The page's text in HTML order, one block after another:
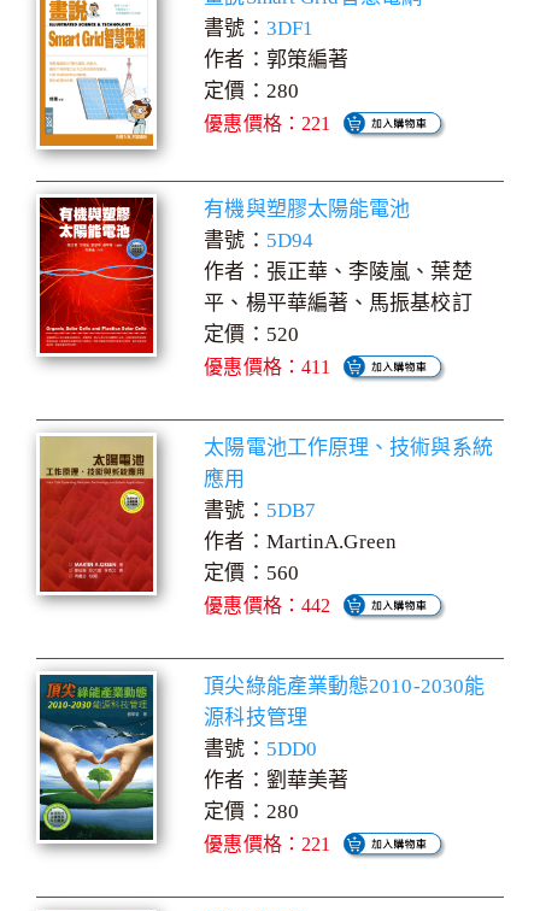
書號： 3DF1
作者：郭策編著
定價：280
優惠價格：221
有機與塑膠太陽能電池
書號： 5D94
作者：張正華、李陵嵐、葉楚
平、楊平華編著、馬振基校訂
定價：520
優惠價格：411
太陽電池工作原理、技術與系統
應用
書號： 5DB7
作者：MartinA.Green
定價：560
優惠價格：442
頂尖綠能產業動態2010-2030能
源科技管理
書號： 5DD0
作者：劉華美著
定價：280
優惠價格：221